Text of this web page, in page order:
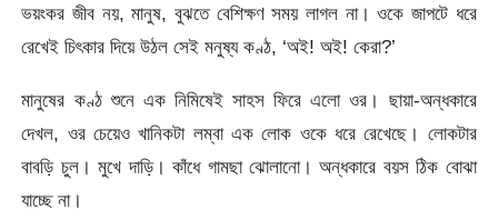
ভয়ংকর জীব নয়, মানুষ, বুঝতে বেশিক্ষণ সময় লাগল না। ওকে জাপটে ধরে
রেখেই চিৎকার দিয়ে উঠল সেই মনুষ্য কণ্ঠ, ‘অই! অই! কেরা?’
মানুষের কণ্ঠ শুনে এক নিমিষেই সাহস ফিরে এলো ওর। ছায়া-অন্ধকারে
দেখল, ওর চেয়েও খানিকটা লম্বা এক লোক ওকে ধরে রেখেছে। লোকটার
বাবড়ি চুল। মুখে দাড়ি। কাঁধে গামছা ঝোলানো। অন্ধকারে বয়স ঠিক বোঝা
যাচ্ছে না।